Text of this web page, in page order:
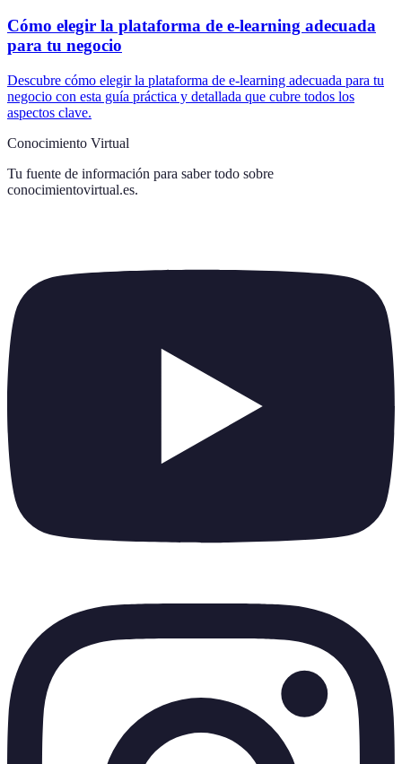
Cómo elegir la plataforma de e-learning adecuada
para tu negocio
Descubre cómo elegir la plataforma de e-learning adecuada para tu
negocio con esta guía práctica y detallada que cubre todos los
aspectos clave.
Conocimiento Virtual
Tu fuente de información para saber todo sobre
conocimientovirtual.es.